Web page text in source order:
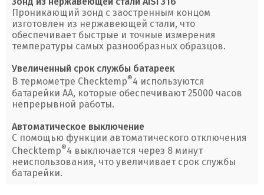
Проникающий зонд с заостренным концом
изготовлен из нержавеющей стали, что
обеспечивает быстрые и точные измерения
температуры самых разнообразных образцов.
Увеличенный срок службы батареек
В термометре Checktemp®4 используются
батарейки АА, которые обеспечивают 25000 часов
непрерывной работы.
Автоматическое выключение
С помощью функции автоматического отключения
Checktemp®4 выключается через 8 минут
неиспользования, что увеличивает срок службы
батарейки.